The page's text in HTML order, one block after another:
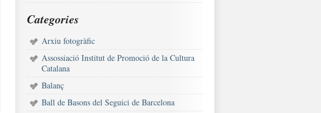
Categories
Arxiu fotogràfic
Assossiació Institut de Promoció de la Cultura
Catalana
Balanç
Ball de Basons del Seguici de Barcelona